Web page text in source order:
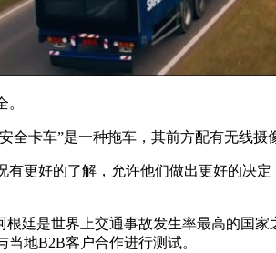
全卡车”是一种拖车，其前方配有无线
更好的了解，允许他们做出更好的决
廷是世界上交通事故发生率最高的国
地B2B客户合作进行测试。